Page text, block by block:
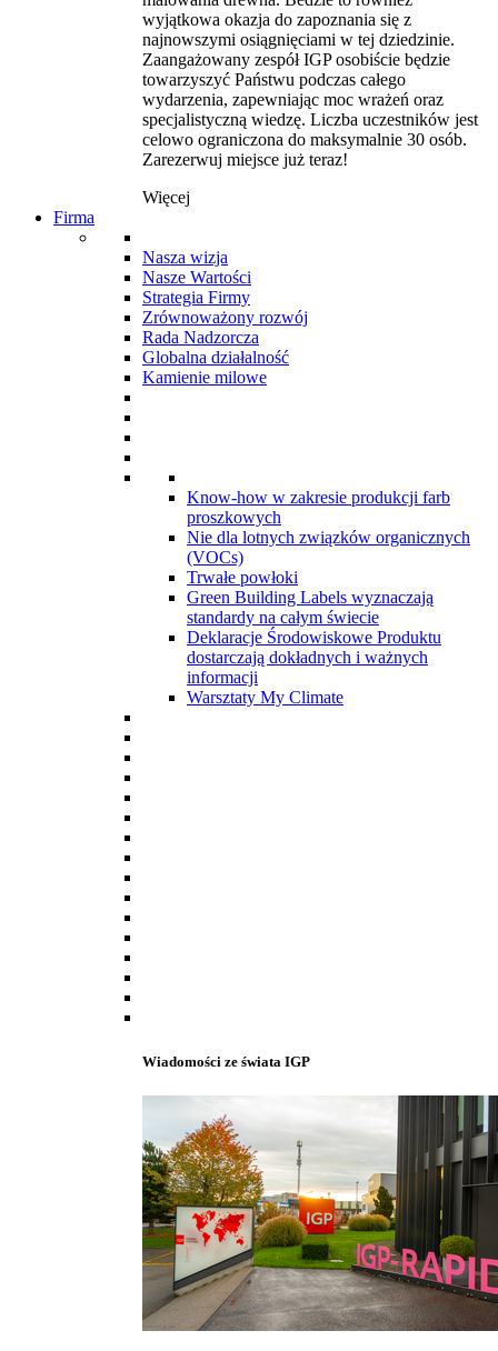
wyjątkowa okazja do zapoznania się z
najnowszymi osiągnięciami w tej dziedzinie.
Zaangażowany zespół IGP osobiście będzie
towarzyszyć Państwu podczas całego
wydarzenia, zapewniając moc wrażeń oraz
specjalistyczną wiedzę. Liczba uczestników jest
celowo ograniczona do maksymalnie 30 osób.
Zarezerwuj miejsce już teraz!
Więcej
Firma
Nasza wizja
Nasze Wartości
Strategia Firmy
Zrównoważony rozwój
Rada Nadzorcza
Globalna działalność
Kamienie milowe
Know-how w zakresie produkcji farb
proszkowych
Nie dla lotnych związków organicznych
(VOCs)
Trwałe powłoki
Green Building Labels wyznaczają
standardy na całym świecie
Deklaracje Środowiskowe Produktu
dostarczają dokładnych i ważnych
informacji
Warsztaty My Climate
Wiadomości ze świata IGP